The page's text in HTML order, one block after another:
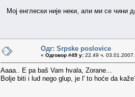
Мој енглески није неки, али ми се чини
Одг: Srpske poslovice
« Одговор #49 у: 22.49 ч.
Aaaa.. E pa baš Vam hvala, Zorane...
Bolje biti i lud nego glup, je l' to hoće da